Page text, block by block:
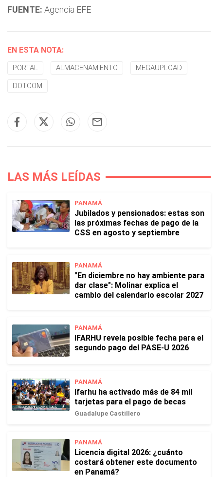
FUENTE: Agencia EFE
EN ESTA NOTA:
PORTAL ALMACENAMIENTO MEGAUPLOAD
DOTCOM
LAS MÁS LEÍDAS
PANAMÁ
Jubilados y pensionados: estas son
las próximas fechas de pago de la
CSS en agosto y septiembre
PANAMÁ
"En diciembre no hay ambiente para
dar clase": Molinar explica el
cambio del calendario escolar 2027
PANAMÁ
IFARHU revela posible fecha para el
segundo pago del PASE-U 2026
PANAMÁ
Ifarhu ha activado más de 84 mil
tarjetas para el pago de becas
Guadalupe Castillero
PANAMÁ
Licencia digital 2026: ¿cuánto
costará obtener este documento
en Panamá?